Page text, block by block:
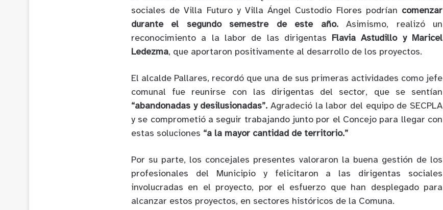
sociales de Villa Futuro y Villa Ángel Custodio Flores podrían comenzar
durante el segundo semestre de este año.Asimismo, realizó un
reconocimiento a la labor de las dirigentas Flavia Astudillo y Maricel
Ledezma, que aportaron positivamente al desarrollo de los proyectos.
El alcalde Pallares, recordó que una de sus primeras actividades como jefe
comunal fue reunirse con las dirigentas del sector, que se sentían
“abandonadas y desilusionadas”. Agradeció la labor del equipo de SECPLA
y se comprometió a seguir trabajando junto por el Concejo para llegar con
estas soluciones “a la mayor cantidad de territorio.”
Por su parte, los concejales presentes valoraron la buena gestión de los
profesionales del Municipio y felicitaron a las dirigentas sociales
involucradas en el proyecto, por el esfuerzo que han desplegado para
alcanzar estos proyectos, en sectores históricos de la Comuna.